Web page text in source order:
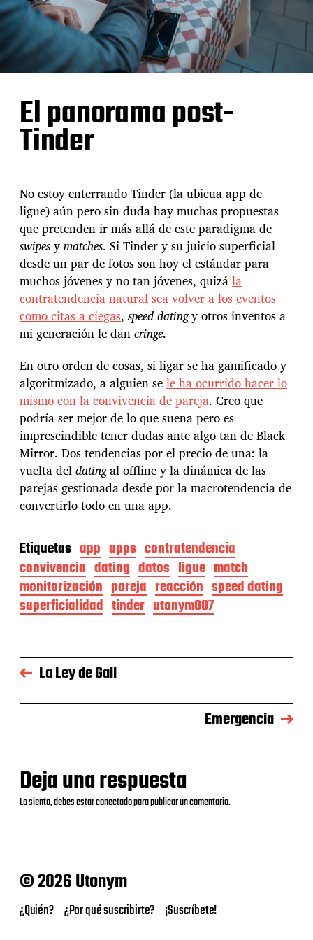
El panorama post-
Tinder
No estoy enterrando Tinder (la ubicua app de
ligue) aún pero sin duda hay muchas propuestas
que pretenden ir más allá de este paradigma de
swipesymatches. Si Tinder y su juicio superficial
desde un par de fotos son hoy el estándar para
muchos jóvenes y no tan jóvenes, quizála
contratendencia natural sea volver a los eventos
como citas a ciegas, speed datingy otros inventos a
mi generación le dancringe.
En otro orden de cosas, si ligar se ha gamificado y
algoritmizado, a alguien sele ha ocurrido hacer lo
mismo con la convivencia de pareja. Creo que
podría ser mejor de lo que suena pero es
imprescindible tener dudas ante algo tan de Black
Mirror. Dos tendencias por el precio de una: la
vuelta deldatingal offline y la dinámica de las
parejas gestionada desde por la macrotendencia de
convertirlo todo en una app.
Etiquetas app apps contratendencia
convivencia dating datos ligue match
monitorización pareja reacción speed dating
superficialidad tinder utonym007
La Ley de Gall
Emergencia
Deja una respuesta
Lo siento, debes estarconectadopara publicar un comentario.
© 2026 Utonym
¿Quién? ¿Por qué suscribirte? ¡Suscríbete!